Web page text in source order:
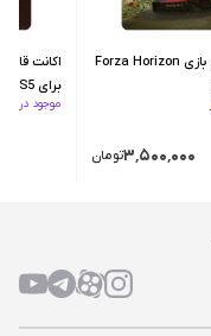
اکانت قانونی بازی Forza Horizon
۳٬۵۰۰٬۰۰۰تومان
برای PS5
موجود در